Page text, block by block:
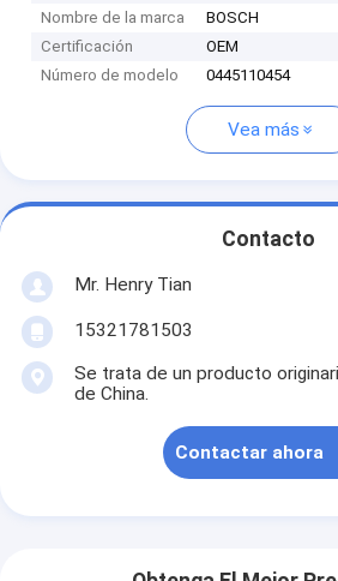
Nombre de la marca
BOSCH
Certificación
OEM
Número de modelo
0445110454
Vea más
Contacto
Mr. Henry Tian
15321781503
Se trata de un producto
de China.
Contactar ahora